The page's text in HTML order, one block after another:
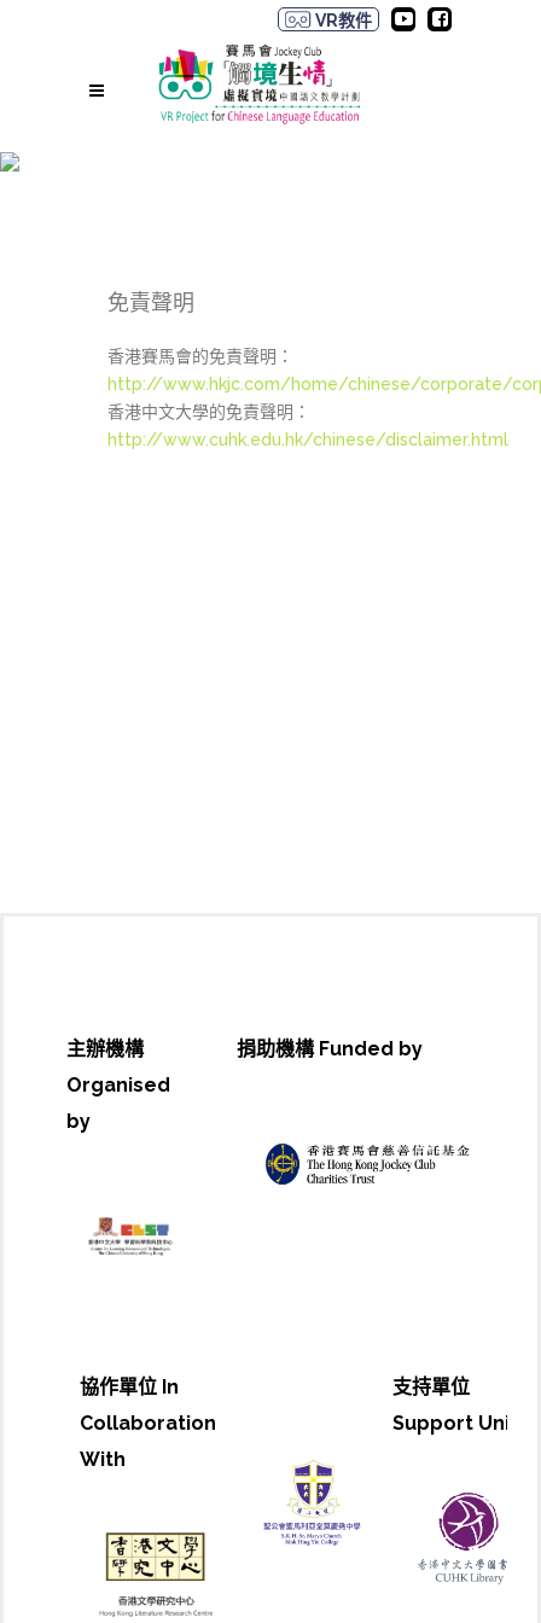
VR教件
免責聲明
香港賽馬會的免責聲明：
http://www.hkjc.com/home/chinese/corporate/
香港中文大學的免責聲明：
http://www.cuhk.edu.hk/chinese/disclaimer.html
主辦機構
Organised
by
捐助機構 Funded by
協作單位 In
Collaboration
With
支持單位
Support Unit